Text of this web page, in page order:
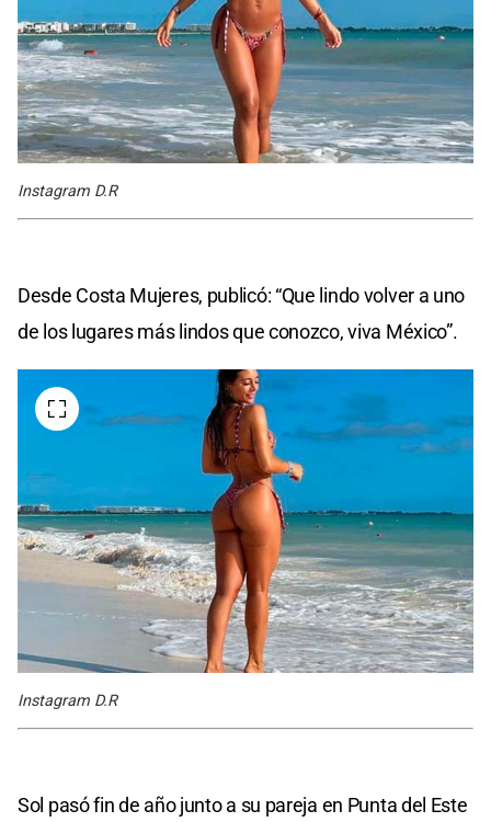
Instagram D.R
Desde Costa Mujeres, publicó: “Que lindo volver a uno
de los lugares más lindos que conozco, viva México”.
Instagram D.R
Sol pasó fin de año junto a su pareja en Punta del Este